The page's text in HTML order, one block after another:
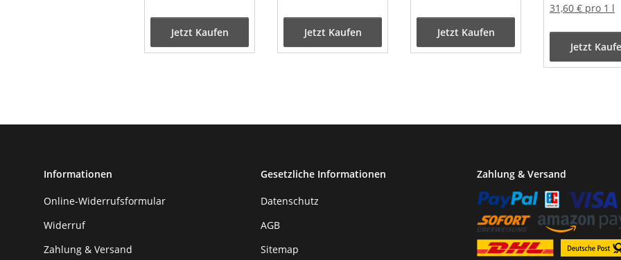
Jetzt Kaufen Jetzt Kaufen Jetzt Kaufen
31,60 € pro 1 l
Jetzt
Informationen
Online-Widerrufsformular
Widerruf
Zahlung & Versand
Gesetzliche Informationen
Datenschutz
AGB
Sitemap
Zahlung & Versand